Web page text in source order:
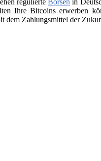
regulierteBörsen in
Ihre Bitcoins erwerben
dem Zahlungsmittel der